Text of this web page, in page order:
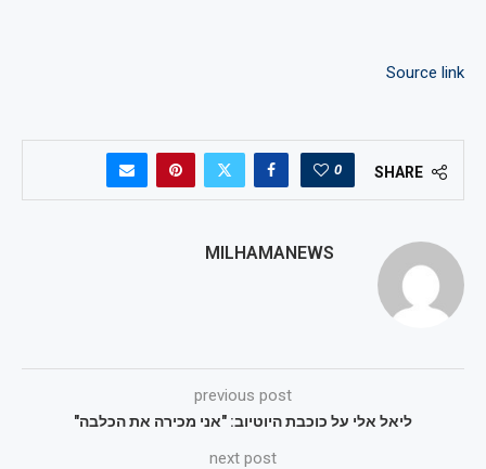
Source link
SHARE
0
MILHAMANEWS
previous post
ליאל אלי על כוכבת היוטיוב: "אני מכירה את הכלבה"
next post